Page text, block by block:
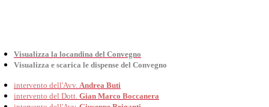
Visualizza la locandina del Convegno
Visualizza e scarica le dispense del Convegno
intervento dell'Avv. Andrea Buti
intervento del Dott. Gian Marco Boccanera